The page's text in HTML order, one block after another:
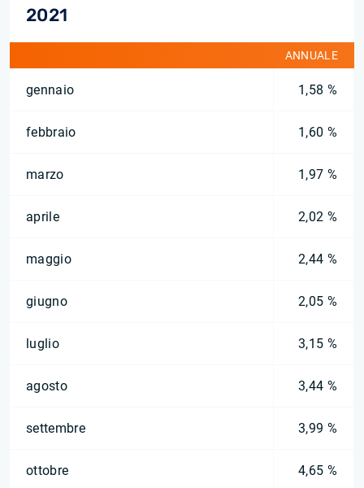
2021
ANNUALE
gennaio 1,58 %
febbraio 1,60 %
marzo 1,97 %
aprile 2,02 %
maggio 2,44 %
giugno 2,05 %
luglio 3,15 %
agosto 3,44 %
settembre 3,99 %
ottobre 4,65 %